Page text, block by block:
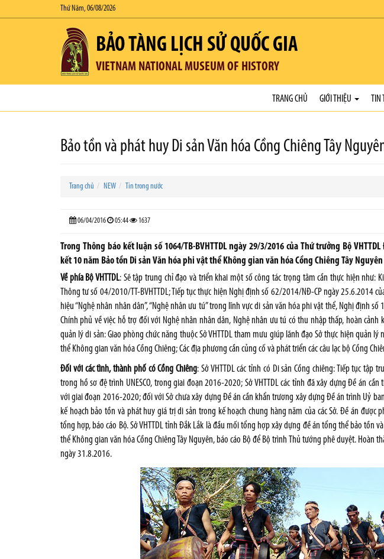
Thứ Năm, 06/08/2026
BẢO TÀNG LỊCH SỬ QUỐC GIA
VIETNAM NATIONAL MUSEUM OF HISTORY
TRANG CHỦ GIỚI THIỆU TIN
Bảo tồn và phát huy Di sản Văn hóa Cồng Chiêng Tây
Trang chủ NEW Tin trong nước
06/04/2016 05:44 1637
Trong Thông báo kết luận số 1064/TB-BVHTTDL ngày 29/3/2016 của Thứ trưởng Bộ
kết 10 năm Bảo tồn Di sản Văn hóa phi vật thể Không gian văn hóa Cồng Chiêng Tây
Về phía Bộ VHTTDL: Sẽ tập trung chỉ đạo và triển khai một số công tác trọng tâm cần thực hiện như:
Thông tư số 04/2010/TT-BVHTTDL; Tiếp tục thực hiện Nghị định số 62/2014/NĐ-CP ngày 25.6.2014
hiệu “Nghệ nhân nhân dân”, “Nghệ nhân ưu tú” trong lĩnh vực di sản văn hóa phi vật thể, Nghị định
Chính phủ về việc hỗ trợ đối với Nghệ nhân nhân dân, Nghệ nhân ưu tú có thu nhập thấp, hoàn cảnh
quản lý di sản: Giao phòng chức năng thuộc Sở VHTTDL tham mưu giúp lãnh đạo Sở thực hiện quản
thể Không gian văn hóa Cồng Chiêng; Các địa phương cần củng cố và phát triển các câu lạc bộ Cồng
Đối với các tình, thành phố có Cồng Chiêng: Sở VHTTDL các tỉnh có Di sản Cồng chiêng: Tiếp tục tập
trong hồ sơ đệ trình UNESCO, trong giai đoạn 2016-2020; Sở VHTTDL các tỉnh đã xây dựng Đề án
với giai đoạn 2016-2020; đối với Sở chưa xây dựng Đề án cần khẩn trương xây dựng Đề án trình Uỷ
kế hoạch bảo tồn và phát huy giá trị di sản trong kế hoạch chung hàng năm của các Sở. Đề án được
tổng hợp, báo cáo Bộ. Sở VHTTDL tỉnh Đắk Lắk là đầu mối tổng hợp xây dựng đề án tổng thể bảo tồn
thể Không gian văn hóa Cồng Chiêng Tây Nguyên, báo cáo Bộ để Bộ trình Thủ tướng phê duyệt. Hoàn
ngày 31.8.2016.